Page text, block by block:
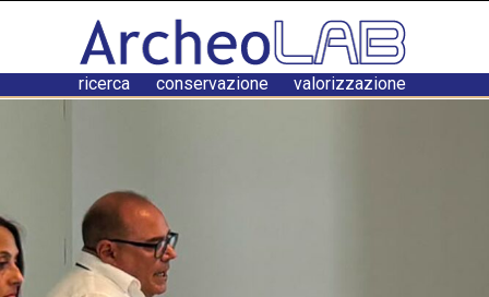
ricerca conservazione valorizzazione